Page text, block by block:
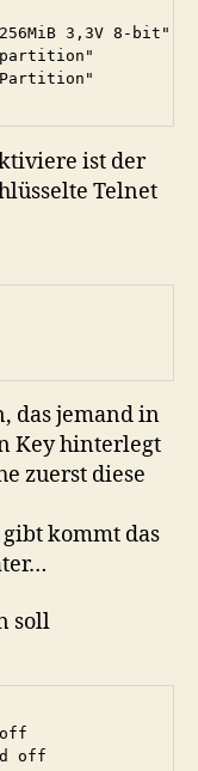
256MiB 3,3V 8-bit"
partition"
Partition"
ist der
Telnet
das jemand in
Key hinterlegt
zuerst diese
kommt das
soll
off